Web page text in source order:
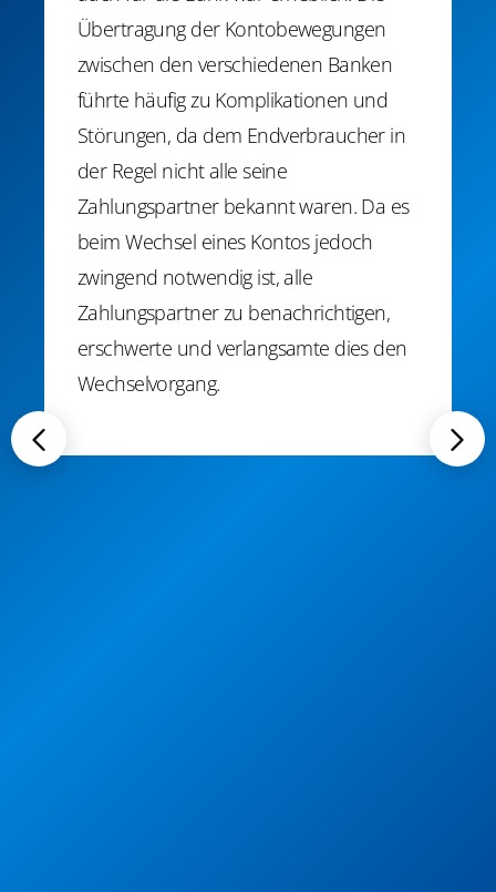
Übertragung der Kontobewegungen
zwischen den verschiedenen Banken
führte häufig zu Komplikationen und
Störungen, da dem Endverbraucher in
der Regel nicht alle seine
Zahlungspartner bekannt waren. Da es
beim Wechsel eines Kontos jedoch
zwingend notwendig ist, alle
Zahlungspartner zu benachrichtigen,
erschwerte und verlangsamte dies den
Wechselvorgang.